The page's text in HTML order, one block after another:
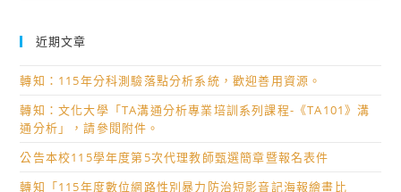
近期文章
轉知：115年分科測驗落點分析系統，歡迎善用資源。
轉知：文化大學「TA溝通分析專業培訓系列課程-《TA101》溝
通分析」，請參閱附件。
公告本校115學年度第5次代理教師甄選簡章暨報名表件
轉知「115年度數位網路性別暴力防治短影音記海報繪畫比